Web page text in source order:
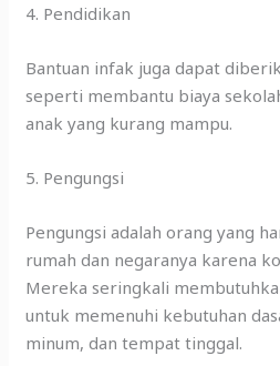
4. Pendidikan
Bantuan infak juga dapat
seperti membantu biaya
anak yang kurang mampu.
5. Pengungsi
Pengungsi adalah orang yang
rumah dan negaranya karena
Mereka seringkali
untuk memenuhi kebutuhan
minum, dan tempat tinggal.